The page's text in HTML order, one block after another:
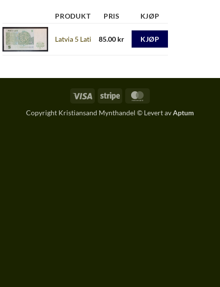
PRODUKT PRIS KJØP
Latvia 5 Lati 85.00 kr KJØP
Visa Stripe
Copyright Kristiansand Mynthandel © Levert avAptum